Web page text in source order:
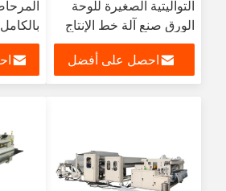
التواليتية الصغيرة للوحة
الورق صنع آلة خط الإنتاج
المطبخ المنشفة الورق
التواليت قطع آلة الورق
التواليتية حزمة الورق
احصل على أفضل
بالكامل